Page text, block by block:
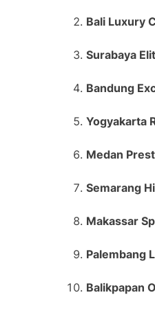
Bali Luxury
Surabaya
Bandung
Yogyakarta
Medan
Semarang
Makassar
Palembang
Balikpapan